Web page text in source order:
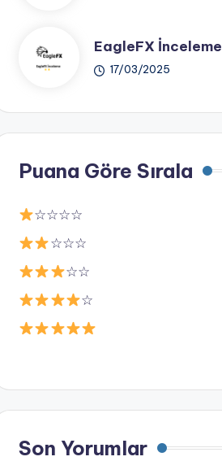
EagleFX İnceleme
17/03/2025
Puana Göre Sırala
☆☆☆☆
☆☆☆
☆☆
☆
Son Yorumlar